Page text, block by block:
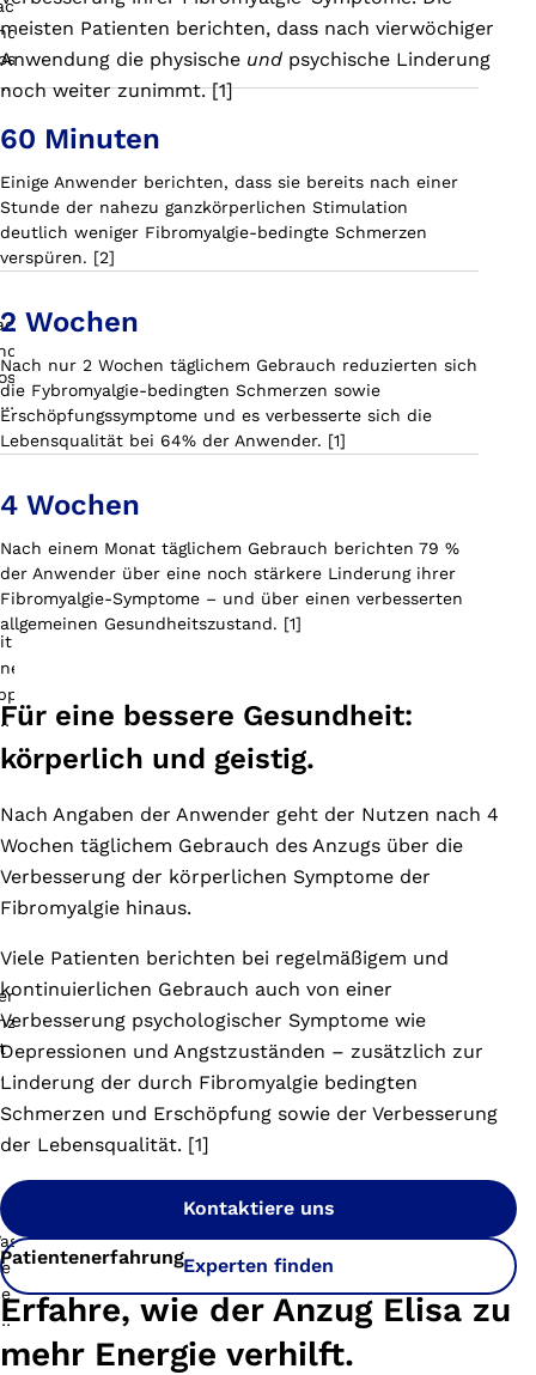
meisten Patienten berichten, dass nach vierwöchiger
Anwendung die physische und psychische Linderung
noch weiter zunimmt. [1]
60 Minuten
Einige Anwender berichten, dass sie bereits nach einer
Stunde der nahezu ganzkörperlichen Stimulation
deutlich weniger Fibromyalgie-bedingte Schmerzen
verspüren. [2]
2 Wochen
Nach nur 2 Wochen täglichem Gebrauch reduzierten sich
die Fybromyalgie-bedingten Schmerzen sowie
Erschöpfungssymptome und es verbesserte sich die
Lebensqualität bei 64% der Anwender. [1]
4 Wochen
Nach einem Monat täglichem Gebrauch berichten 79 %
der Anwender über eine noch stärkere Linderung ihrer
Fibromyalgie-Symptome – und über einen verbesserten
allgemeinen Gesundheitszustand. [1]
Für eine bessere Gesundheit:
körperlich und geistig.
Nach Angaben der Anwender geht der Nutzen nach 4
Wochen täglichem Gebrauch des Anzugs über die
Verbesserung der körperlichen Symptome der
Fibromyalgie hinaus.
Viele Patienten berichten bei regelmäßigem und
kontinuierlichen Gebrauch auch von einer
Verbesserung psychologischer Symptome wie
Depressionen und Angstzuständen – zusätzlich zur
Linderung der durch Fibromyalgie bedingten
Schmerzen und Erschöpfung sowie der Verbesserung
der Lebensqualität. [1]
Kontaktiere uns
Experten finden
Patientenerfahrung
Erfahre, wie der Anzug Elisa zu
mehr Energie verhilft.